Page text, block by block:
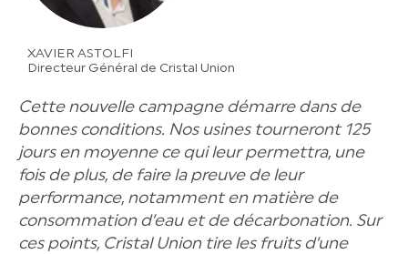
XAVIER ASTOLFI
Directeur Général de Cristal Union
Cette nouvelle campagne démarre dans de
bonnes conditions. Nos usines tourneront 125
jours en moyenne ce qui leur permettra, une
fois de plus, de faire la preuve de leur
performance, notamment en matière de
consommation d’eau et de décarbonation. Sur
ces points, Cristal Union tire les fruits d’une